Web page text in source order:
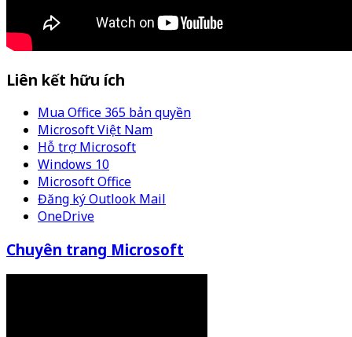
Liên kết hữu ích
Mua Office 365 bản quyền
Microsoft Việt Nam
Hỗ trợ Microsoft
Windows 10
Microsoft Office
Đăng ký Outlook Mail
OneDrive
Chuyên trang Microsoft